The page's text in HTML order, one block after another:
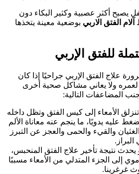
يصبح أكثر عصبية وكثير البكاء دون
آلام الفتق الاربي بوضعية معينة يتخذها
للفتق الإربي
علاج الفتق الإربي جراحيًا إذا كان
لعمره ولا يعاني مشاكل صحية أخرى
المضاعفات التالية:
تنزلق الأمعاء إلى كيس الفتق وتظل داخله
عليه يدويًا، ما ينجم عنه معاناة الألم
الغثيان والقيء والحمى والعجز عن التبرز
يحدث نتيجة تأخير علاج الفتق المنحبس،
إلى الجزء المتدلي من الأمعاء مسببًا
غرغرينا.